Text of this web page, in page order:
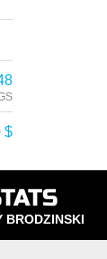
$
BRODZINSKI